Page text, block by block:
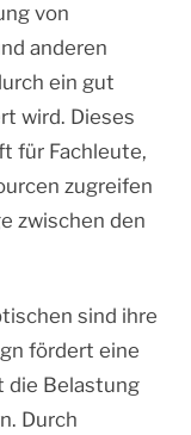
von
anderen
ein gut
wird. Dieses
für Fachleute,
zugreifen
zwischen den
sind ihre
fördert eine
die Belastung
Durch